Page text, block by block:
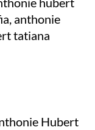
Hubert